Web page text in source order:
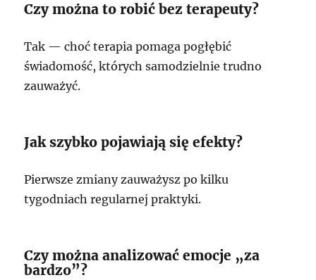
Czy można to robić bez terapeuty?
Tak — choć terapia pomaga pogłębić
świadomość, których samodzielnie trudno
zauważyć.
Jak szybko pojawiają się efekty?
Pierwsze zmiany zauważysz po kilku
tygodniach regularnej praktyki.
Czy można analizować emocje „za
bardzo”?